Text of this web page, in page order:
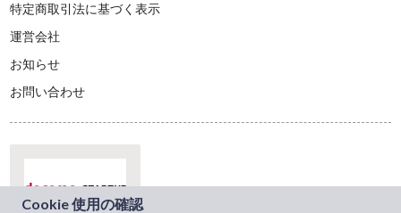
特定商取引法に基づく表示
運営会社
お知らせ
お問い合わせ